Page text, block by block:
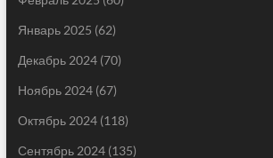
Январь 2025 (62)
Декабрь 2024(70)
Ноябрь 2024(67)
Октябрь 2024(118)
Сентябрь 2024(135)